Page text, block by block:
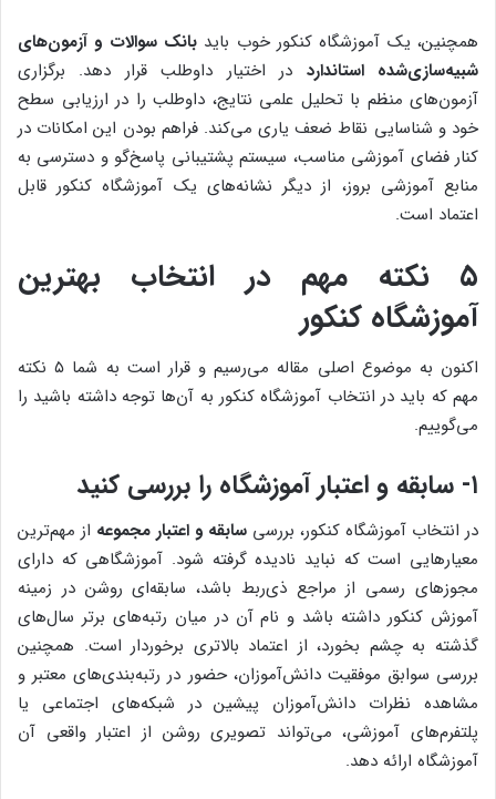
همچنین، یک آموزشگاه کنکور خوب باید بانک سوالات و آزمون‌های
شبیه‌سازی‌شده استاندارد در اختیار داوطلب قرار دهد. برگزاری
آزمون‌های منظم با تحلیل علمی نتایج، داوطلب را در ارزیابی سطح
خود و شناسایی نقاط ضعف یاری می‌کند. فراهم بودن این امکانات در
کنار فضای آموزشی مناسب، سیستم پشتیبانی پاسخ‌گو و دسترسی به
منابع آموزشی بروز، از دیگر نشانه‌های یک آموزشگاه کنکور قابل
اعتماد است.
۵ نکته مهم در انتخاب بهترین
آموزشگاه کنکور
اکنون به موضوع اصلی مقاله می‌رسیم و قرار است به شما ۵ نکته
مهم که باید در انتخاب آموزشگاه کنکور به آن‌ها توجه داشته باشید را
می‌گوییم.
۱- سابقه و اعتبار آموزشگاه را بررسی کنید
در انتخاب آموزشگاه کنکور، بررسی سابقه و اعتبار مجموعه از مهم‌ترین
معیارهایی است که نباید نادیده گرفته شود. آموزشگاهی که دارای
مجوزهای رسمی از مراجع ذی‌ربط باشد، سابقه‌ای روشن در زمینه
آموزش کنکور داشته باشد و نام آن در میان رتبه‌های برتر سال‌های
گذشته به چشم بخورد، از اعتماد بالاتری برخوردار است. همچنین
بررسی سوابق موفقیت دانش‌آموزان، حضور در رتبه‌بندی‌های معتبر و
مشاهده نظرات دانش‌آموزان پیشین در شبکه‌های اجتماعی یا
پلتفرم‌های آموزشی، می‌تواند تصویری روشن از اعتبار واقعی آن
آموزشگاه ارائه دهد.